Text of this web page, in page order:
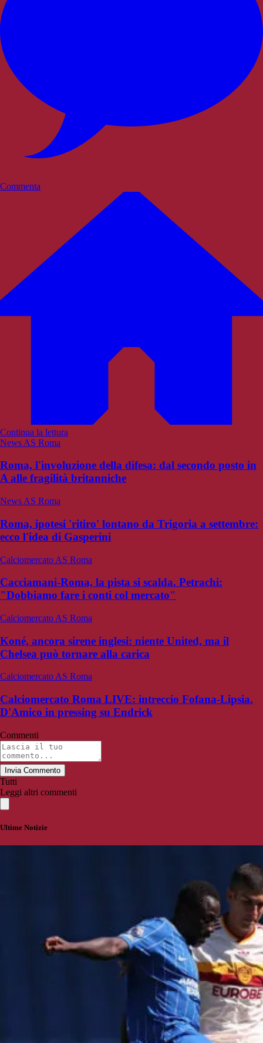
Commenta
Continua la lettura
News AS Roma
Roma, l'involuzione della difesa: dal secondo posto in
A alle fragilità britanniche
News AS Roma
Roma, ipotesi 'ritiro' lontano da Trigoria a settembre:
ecco l'idea di Gasperini
Calciomercato AS Roma
Cacciamani-Roma, la pista si scalda. Petrachi:
"Dobbiamo fare i conti col mercato"
Calciomercato AS Roma
Koné, ancora sirene inglesi: niente United, ma il
Chelsea può tornare alla carica
Calciomercato AS Roma
Calciomercato Roma LIVE: intreccio Fofana-Lipsia.
D'Amico in pressing su Endrick
Commenti
Invia Commento
Tutti
Leggi altri commenti
Ultime Notizie